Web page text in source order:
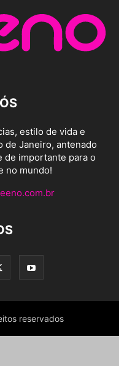
estilo de vida e
de Janeiro, antenado
de importante para o
no mundo!
reservados